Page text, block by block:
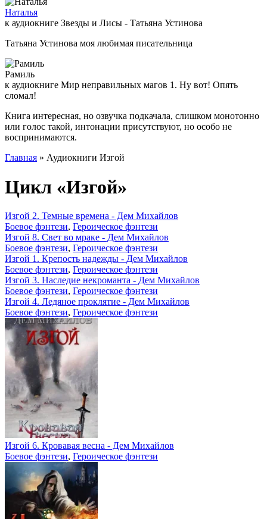
Наталья
к аудиокниге Звезды и Лисы - Татьяна Устинова
Татьяна Устинова моя любимая писательница
Рамиль
к аудиокниге Мир неправильных магов 1. Ну вот! Опять
сломал!
Книга интересная, но озвучка подкачала, слишком монотонно
или голос такой, интонации присутствуют, но особо не
воспринимаются.
Главная » Аудиокниги Изгой
Цикл «Изгой»
Изгой 2. Темные времена - Дем Михайлов
Боевое фэнтези, Героическое фэнтези
Изгой 8. Свет во мраке - Дем Михайлов
Боевое фэнтези, Героическое фэнтези
Изгой 1. Крепость надежды - Дем Михайлов
Боевое фэнтези, Героическое фэнтези
Изгой 3. Наследие некроманта - Дем Михайлов
Боевое фэнтези, Героическое фэнтези
Изгой 4. Ледяное проклятие - Дем Михайлов
Боевое фэнтези, Героическое фэнтези
Изгой 6. Кровавая весна - Дем Михайлов
Боевое фэнтези, Героическое фэнтези